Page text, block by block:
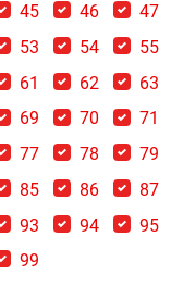
45 46
47
53 54
55
61 62
63
69 70
71
77 78
79
85 86
87
93 94
95
99